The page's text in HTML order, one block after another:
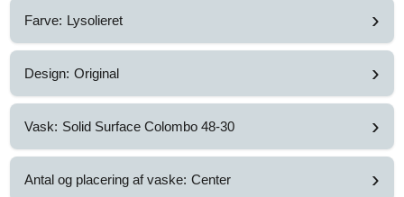
Farve: Lysolieret ›
Design: Original ›
Vask: Solid Surface Colombo 48-30 ›
Antal og placering af vaske: Center ›